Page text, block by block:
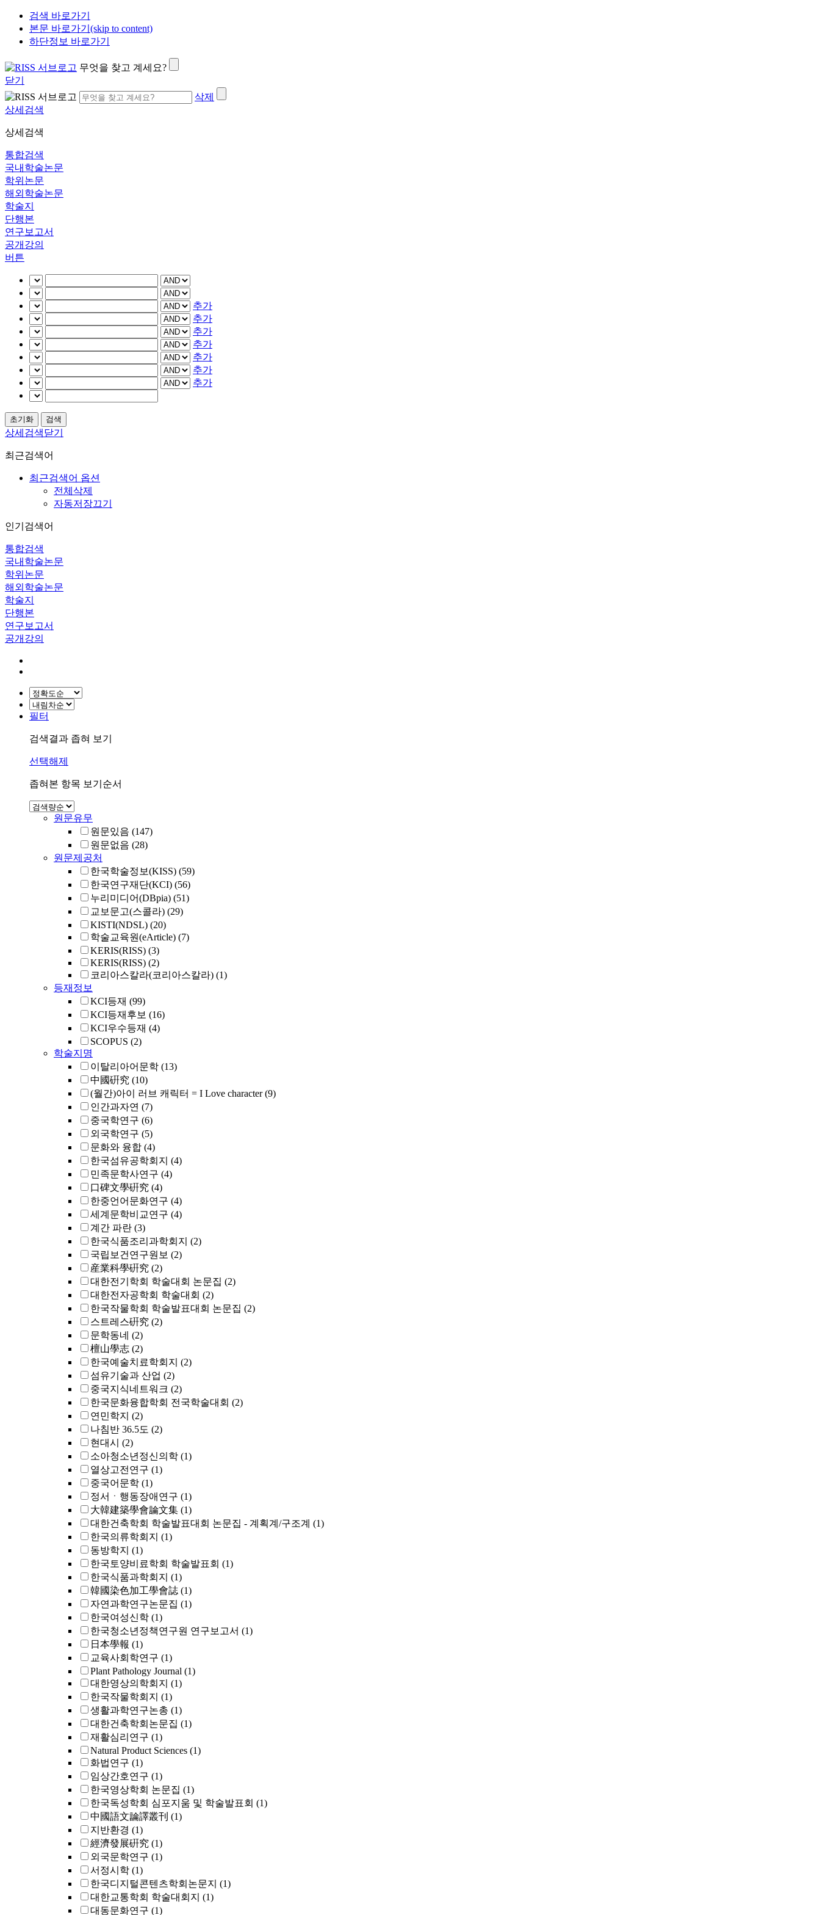
검색 바로가기
본문 바로가기(skip to content)
하단정보 바로가기
무엇을 찾고 계세요?
닫기
삭제
상세검색
상세검색
통합검색
국내학술논문
학위논문
해외학술논문
학술지
단행본
연구보고서
공개강의
버튼
추가
추가
추가
추가
추가
추가
추가
상세검색닫기
최근검색어
최근검색어 옵션
전체삭제
자동저장끄기
인기검색어
통합검색
국내학술논문
학위논문
해외학술논문
학술지
단행본
연구보고서
공개강의
필터
검색결과 좁혀 보기
선택해제
좁혀본 항목 보기순서
원문유무
원문있음 (147)
원문없음 (28)
원문제공처
한국학술정보(KISS) (59)
한국연구재단(KCI) (56)
누리미디어(DBpia) (51)
교보문고(스콜라) (29)
KISTI(NDSL) (20)
학술교육원(eArticle) (7)
KERIS(RISS) (3)
KERIS(RISS) (2)
코리아스칼라(코리아스칼라) (1)
등재정보
KCI등재 (99)
KCI등재후보 (16)
KCI우수등재 (4)
SCOPUS (2)
학술지명
이탈리아어문학 (13)
中國硏究 (10)
(월간)아이 러브 캐릭터 = I Love character (9)
인간과자연 (7)
중국학연구 (6)
외국학연구 (5)
문화와 융합 (4)
한국섬유공학회지 (4)
민족문학사연구 (4)
口碑文學硏究 (4)
한중언어문화연구 (4)
세계문학비교연구 (4)
계간 파란 (3)
한국식품조리과학회지 (2)
국립보건연구원보 (2)
産業科學硏究 (2)
대한전기학회 학술대회 논문집 (2)
대한전자공학회 학술대회 (2)
한국작물학회 학술발표대회 논문집 (2)
스트레스硏究 (2)
문학동네 (2)
檀山學志 (2)
한국예술치료학회지 (2)
섬유기술과 산업 (2)
중국지식네트워크 (2)
한국문화융합학회 전국학술대회 (2)
연민학지 (2)
나침반 36.5도 (2)
현대시 (2)
소아청소년정신의학 (1)
열상고전연구 (1)
중국어문학 (1)
정서ㆍ행동장애연구 (1)
大韓建築學會論文集 (1)
대한건축학회 학술발표대회 논문집 - 계획계/구조계 (1)
한국의류학회지 (1)
동방학지 (1)
한국토양비료학회 학술발표회 (1)
한국식품과학회지 (1)
韓國染色加工學會誌 (1)
자연과학연구논문집 (1)
한국여성신학 (1)
한국청소년정책연구원 연구보고서 (1)
日本學報 (1)
교육사회학연구 (1)
Plant Pathology Journal (1)
대한영상의학회지 (1)
한국작물학회지 (1)
생활과학연구논총 (1)
대한건축학회논문집 (1)
재활심리연구 (1)
Natural Product Sciences (1)
화법연구 (1)
임상간호연구 (1)
한국영상학회 논문집 (1)
한국독성학회 심포지움 및 학술발표회 (1)
中國語文論譯叢刊 (1)
지반환경 (1)
經濟發展硏究 (1)
외국문학연구 (1)
서정시학 (1)
한국디지털콘텐츠학회논문지 (1)
대한교통학회 학술대회지 (1)
대동문화연구 (1)